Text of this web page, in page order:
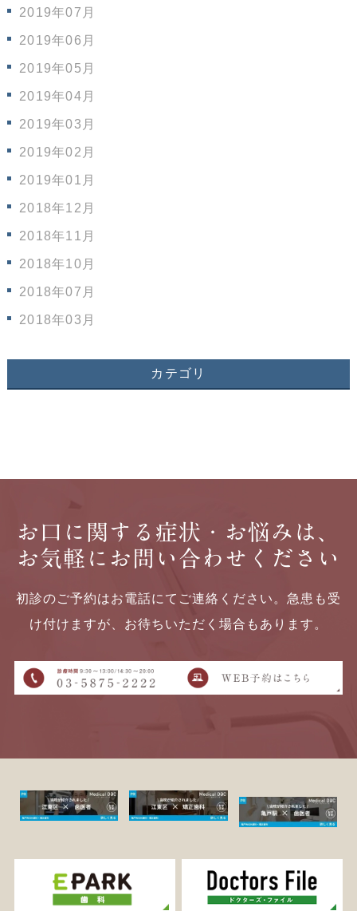
2019年07月
2019年06月
2019年05月
2019年04月
2019年03月
2019年02月
2019年01月
2018年12月
2018年11月
2018年10月
2018年07月
2018年03月
カテゴリ
お口に関する症状・お悩みは、
お気軽にお問い合わせください
初診のご予約はお電話にてご連絡ください。急患も受
け付けますが、お待ちいただく場合もあります。